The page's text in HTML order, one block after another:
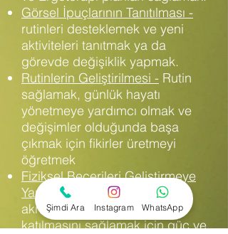
Görsel İpuçlarının Tanıtılması -
rutinleri desteklemek ve yeni
aktiviteleri tanıtmak ya da
görevde değişiklik yapmak.
Rutinlerin Geliştirilmesi - Rutin
sağlamak, günlük hayatı
yönetmeye yardımcı olmak ve
değişimler olduğunda başa
çıkmak için fikirler üretmeyi
öğretmek
Fiziksel Becerileri Geliştirmeye
Yardımcı Olmak- bir çocuğun
akranlarıyla etkinliklere
katılmasını sağlamak için güç ve
Şimdi Ara Instagram WhatsApp